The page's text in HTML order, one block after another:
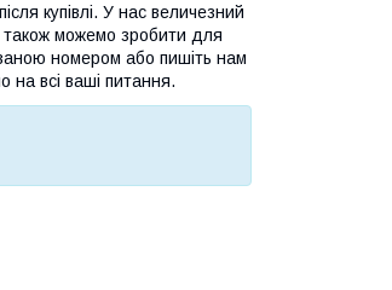
купівлі. У нас величезний
можемо зробити для
номером або пишіть нам
на всі ваші питання.